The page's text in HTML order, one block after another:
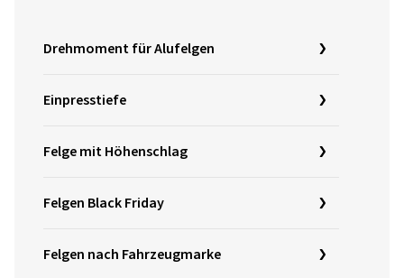
Drehmoment für Alufelgen
Einpresstiefe
Felge mit Höhenschlag
Felgen Black Friday
Felgen nach Fahrzeugmarke